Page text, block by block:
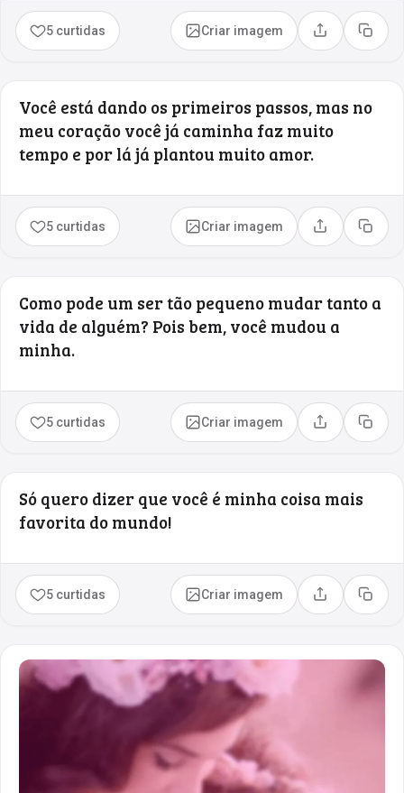
5 curtidas Criar imagem Compartilhar
Copiar
Você está dando os primeiros passos, mas no
meu coração você já caminha faz muito
tempo e por lá já plantou muito amor.
5 curtidas Criar imagem Compartilhar
Copiar
Como pode um ser tão pequeno mudar tanto a
vida de alguém? Pois bem, você mudou a
minha.
5 curtidas Criar imagem Compartilhar
Copiar
Só quero dizer que você é minha coisa mais
favorita do mundo!
5 curtidas Criar imagem Compartilhar
Copiar